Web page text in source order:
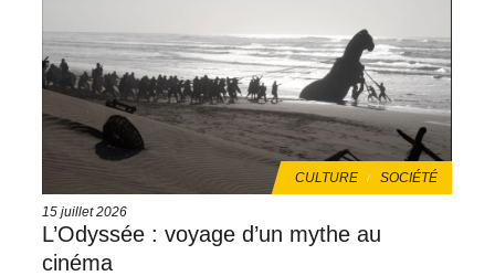
THÈMES
CULTURE SOCIÉTÉ
Date
de
publication
15 juillet 2026
L’Odyssée : voyage d’un mythe au
cinéma